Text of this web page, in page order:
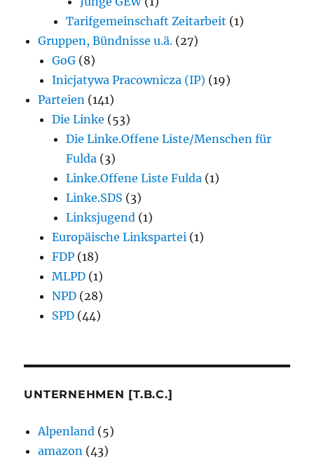
Tarifgemeinschaft Zeitarbeit (1)
Gruppen, Bündnisse u.ä. (27)
GoG (8)
Inicjatywa Pracownicza (IP) (19)
Parteien (141)
Die Linke (53)
Die Linke.Offene Liste/Menschen für
Fulda (3)
Linke.Offene Liste Fulda (1)
Linke.SDS (3)
Linksjugend (1)
Europäische Linkspartei (1)
FDP (18)
MLPD (1)
NPD (28)
SPD (44)
UNTERNEHMEN [T.B.C.]
Alpenland (5)
amazon (43)